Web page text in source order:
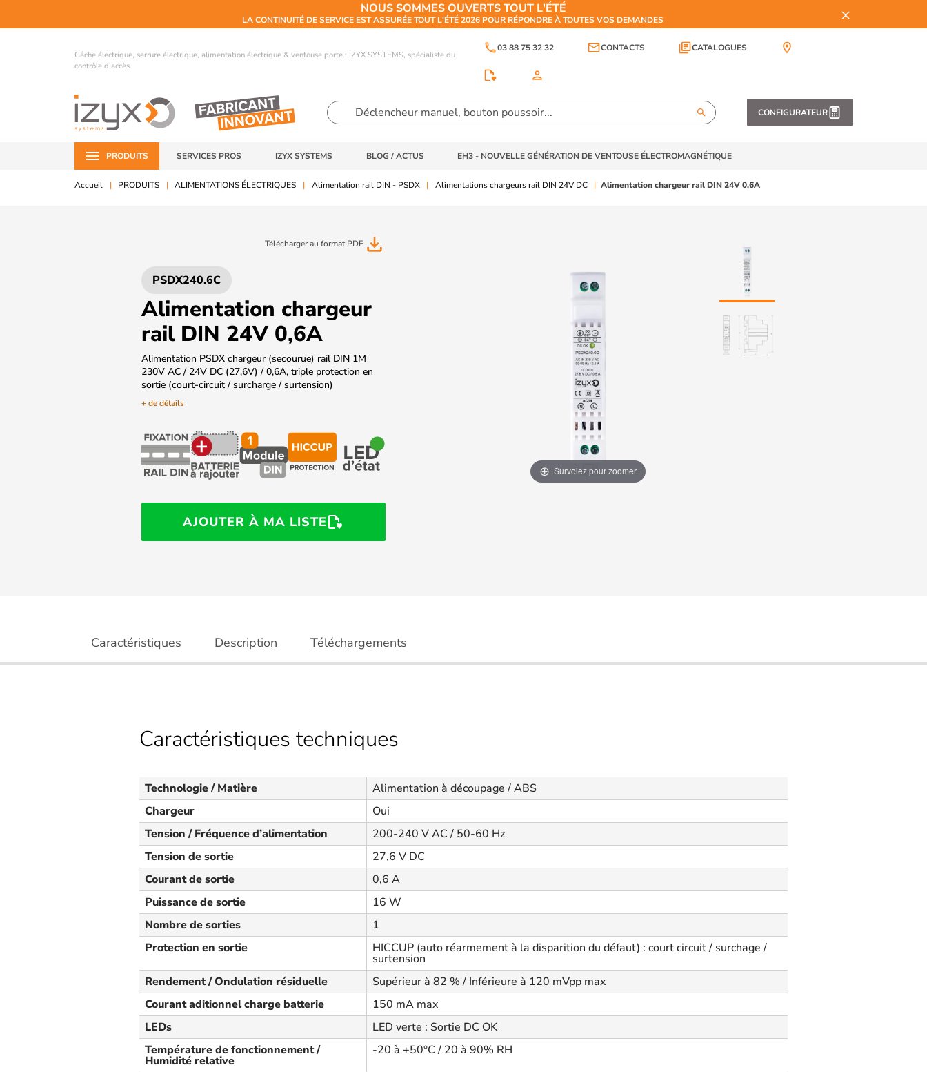
NOUS SOMMES OUVERTS TOUT L'ÉTÉ
LA CONTINUITÉ DE SERVICE EST ASSURÉE TOUT L'ÉTÉ 2026 POUR RÉPONDRE À TOUTES VOS DEMANDES ×
Gâche électrique, serrure électrique, alimentation électrique & ventouse porte : IZYX SYSTEMS, spécialiste du
contrôle d’accès.
phone03 88 75 32 32 emailCONTACTS library_booksCATALOGUES
location_on
person
search CONFIGURATEUR
PRODUITS SERVICES PROS IZYX SYSTEMS BLOG / ACTUS EH3 - NOUVELLE GÉNÉRATION DE VENTOUSE ÉLECTROMAGNÉTIQUE
Accueil PRODUITS ALIMENTATIONS ÉLECTRIQUES Alimentation rail DIN - PSDX Alimentations chargeurs rail DIN 24V DC Alimentation chargeur rail DIN 24V 0,6A
Télécharger au format PDF file_download
PSDX240.6C
Alimentation chargeur
rail DIN 24V 0,6A
Alimentation PSDX chargeur (secourue) rail DIN 1M
230V AC / 24V DC (27,6V) / 0,6A, triple protection en
sortie (court-circuit / surcharge / surtension)
+ de détails
AJOUTER À MA LISTE
Survolez pour zoomer
Caractéristiques Description Téléchargements
Caractéristiques techniques
Technologie / Matière
Alimentation à découpage / ABS
Chargeur
Oui
Tension / Fréquence d’alimentation
200-240 V AC / 50-60 Hz
Tension de sortie
27,6 V DC
Courant de sortie
0,6 A
Puissance de sortie
16 W
Nombre de sorties
1
Protection en sortie
HICCUP (auto réarmement à la disparition du défaut) : court circuit / surchage /
surtension
Rendement / Ondulation résiduelle
Supérieur à 82 % / Inférieure à 120 mVpp max
Courant aditionnel charge batterie
150 mA max
LEDs
LED verte : Sortie DC OK
Température de fonctionnement /
Humidité relative
-20 à +50°C / 20 à 90% RH